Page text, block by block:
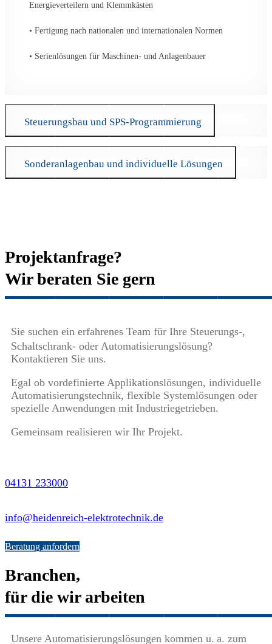
Energieverteilern und Klemmkästen
• Fertigung nach nationalen und internationalen Normen
• Serienlösungen für Maschinen- und Anlagenbauer
Steuerungsbau und SPS-Programmierung
Sonderanlagenbau und individuelle Lösungen
Projektanfrage?
Wir beraten Sie gern
Sie suchen ein erfahrenes Team für Ihre Steuerungs-,
Schaltschrank- oder Automatisierungslösung?
Kontaktieren Sie uns.
Egal ob vordefinierte Applikationslösungen, individuelle
Automatisierungstechnik, flexible Systemlösungen oder
spezielle Anwendungen mit Industriegetrieben.
Gemeinsam realisieren wir Ihr Projekt.
04131 233000
info@heidenreich-elektrotechnik.de
Beratung anfordern
Branchen,
für die wir arbeiten
Unsere Automatisierungslösungen kommen u. a. zum